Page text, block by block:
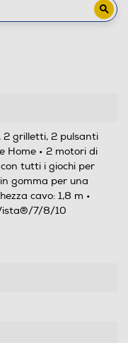
2 grilletti, 2 pulsanti
Home • 2 motori di
tutti i giochi per
gomma per una
cavo: 1,8 m •
7/8/10